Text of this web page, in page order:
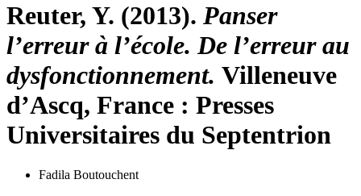
Reuter, Y. (2013). Panser
l’erreur à l’école. De l’erreur au
dysfonctionnement. Villeneuve
d’Ascq, France : Presses
Universitaires du Septentrion
Fadila Boutouchent